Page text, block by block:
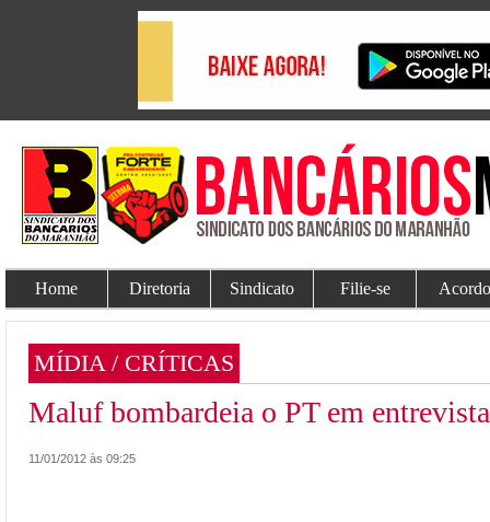
Home Diretoria Sindicato Filie-se
MÍDIA / CRÍTICAS
Maluf bombardeia o PT em
11/01/2012 às 09:25